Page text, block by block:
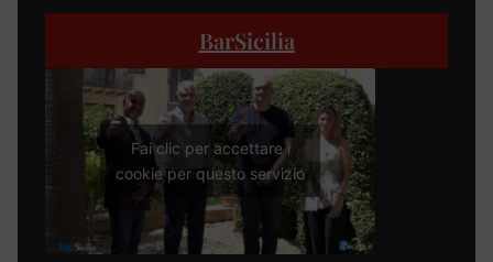
BarSicilia
Fai clic per accettare i
cookie per questo servizio